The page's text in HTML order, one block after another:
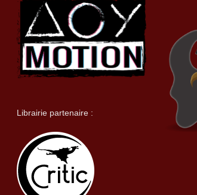
Librairie partenaire :